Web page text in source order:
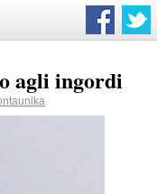
agli ingordi